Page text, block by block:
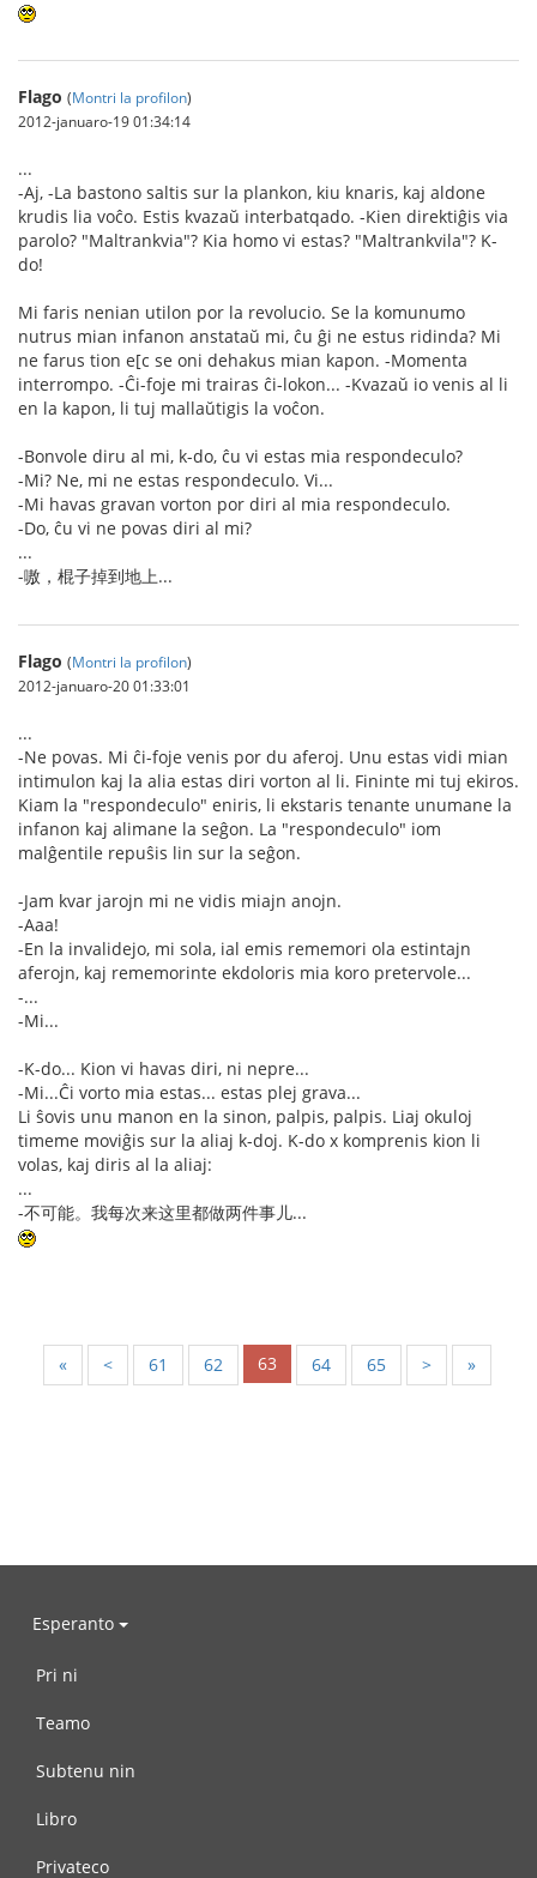
Flago (Montri la profilon)
2012-januaro-19 01:34:14
...
-Aj, -La bastono saltis sur la plankon, kiu knaris, kaj aldone
krudis lia voĉo. Estis kvazaŭ interbatqado. -Kien direktiĝis via
parolo? "Maltrankvia"? Kia homo vi estas? "Maltrankvila"? K-
do!
Mi faris nenian utilon por la revolucio. Se la komunumo
nutrus mian infanon anstataŭ mi, ĉu ĝi ne estus ridinda? Mi
ne farus tion e[c se oni dehakus mian kapon. -Momenta
interrompo. -Ĉi-foje mi trairas ĉi-lokon... -Kvazaŭ io venis al li
en la kapon, li tuj mallaŭtigis la voĉon.
-Bonvole diru al mi, k-do, ĉu vi estas mia respondeculo?
-Mi? Ne, mi ne estas respondeculo. Vi...
-Mi havas gravan vorton por diri al mia respondeculo.
-Do, ĉu vi ne povas diri al mi?
...
-嗷，棍子掉到地上...
Flago (Montri la profilon)
2012-januaro-20 01:33:01
...
-Ne povas. Mi ĉi-foje venis por du aferoj. Unu estas vidi mian
intimulon kaj la alia estas diri vorton al li. Fininte mi tuj ekiros.
Kiam la "respondeculo" eniris, li ekstaris tenante unumane la
infanon kaj alimane la seĝon. La "respondeculo" iom
malĝentile repuŝis lin sur la seĝon.
-Jam kvar jarojn mi ne vidis miajn anojn.
-Aaa!
-En la invalidejo, mi sola, ial emis rememori ola estintajn
aferojn, kaj rememorinte ekdoloris mia koro pretervole...
-...
-Mi...
-K-do... Kion vi havas diri, ni nepre...
-Mi...Ĉi vorto mia estas... estas plej grava...
Li ŝovis unu manon en la sinon, palpis, palpis. Liaj okuloj
timeme moviĝis sur la aliaj k-doj. K-do x komprenis kion li
volas, kaj diris al la aliaj:
...
-不可能。我每次来这里都做两件事儿...
« < 61 62 63 64 65 > »
Esperanto
Pri ni
Teamo
Subtenu nin
Libro
Privateco